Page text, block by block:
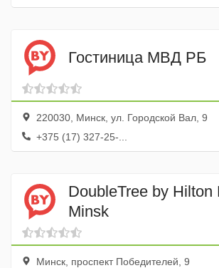
Гостиница МВД РБ
220030, Минск, ул. Городской Вал, 9
+375 (17) 327-25-...
DoubleTree by Hilton
Minsk
Минск, проспект Победителей, 9